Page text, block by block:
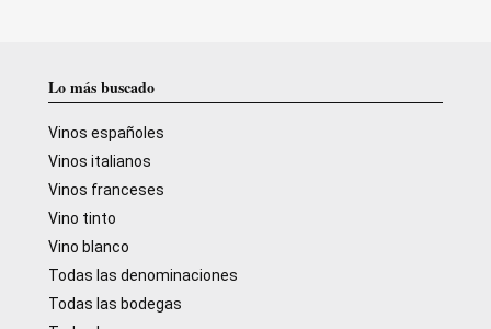
Lo más buscado
Vinos españoles
Vinos italianos
Vinos franceses
Vino tinto
Vino blanco
Todas las denominaciones
Todas las bodegas